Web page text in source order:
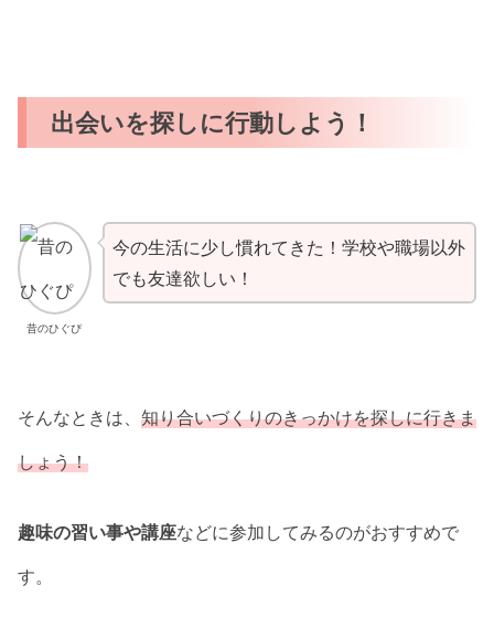
出会いを探しに行動しよう！
昔のひぐぴ
今の生活に少し慣れてきた！学校や職場以外
でも友達欲しい！
そんなときは、 知り合いづくりのきっかけを探しに行きま
しょう！
趣味の習い事や講座などに参加してみるのがおすすめで
す。